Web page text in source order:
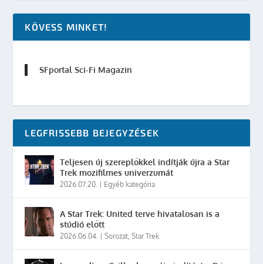
KÖVESS MINKET!
SFportal Sci-Fi Magazin
LEGFRISSEBB BEJEGYZÉSEK
Teljesen új szereplőkkel indítják újra a Star
Trek mozifilmes univerzumát
2026.07.20. | Egyéb kategória
A Star Trek: United terve hivatalosan is a
stúdió előtt
2026.06.04. |Sorozat ,Star Trek